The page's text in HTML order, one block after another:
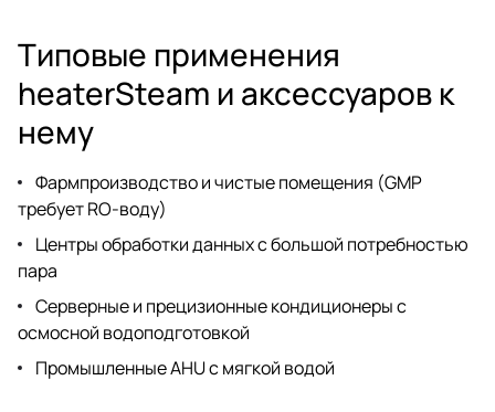
Типовые применения
heaterSteam и аксессуаров к
нему
Фармпроизводство и чистые помещения (GMP
требует RO-воду)
Центры обработки данных с большой потребностью
пара
Серверные и прецизионные кондиционеры с
осмосной водоподготовкой
Промышленные AHU с мягкой водой